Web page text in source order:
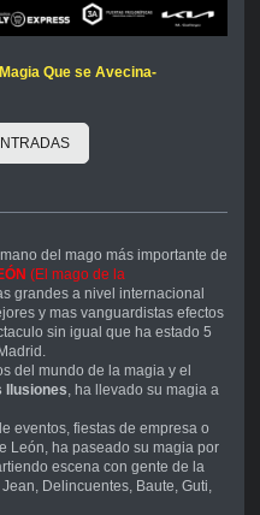
Que se Avecina-
del mago más importante de
(El mago de la
grandes a nivel internacional
y mas vanguardistas efectos
sin igual que ha estado 5
del mundo de la magia y el
Ilusiones, ha llevado su magia a
eventos, fiestas de empresa o
León, ha paseado su magia por
escena con gente de la
Delincuentes, Baute, Guti,